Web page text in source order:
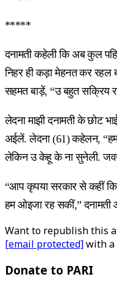
*****
दनामती कहेली कि अब कुल
निहर ही कड़ा मेहनत कर रहल
सहमत बाड़ें, “उ बहुत सक्रिय
लेदना माझी दनामती के छोट
अईलें. लेदना (61) कहेलन,
लेकिन उ केहू के ना सुनेली.
“आप कृपया सरकार से कहीं कि
हम ओइजा रह सकीं,”
Want to republish this
[email protected]with a
Donate to PARI